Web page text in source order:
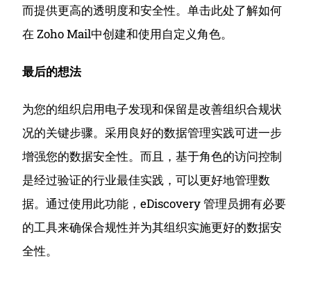
而提供更高的透明度和安全性。单击此处了解如何
在 Zoho Mail中创建和使用自定义角色。
最后的想法
为您的组织启用电子发现和保留是改善组织合规状
况的关键步骤。采用良好的数据管理实践可进一步
增强您的数据安全性。而且，基于角色的访问控制
是经过验证的行业最佳实践，可以更好地管理数
据。通过使用此功能，eDiscovery 管理员拥有必要
的工具来确保合规性并为其组织实施更好的数据安
全性。